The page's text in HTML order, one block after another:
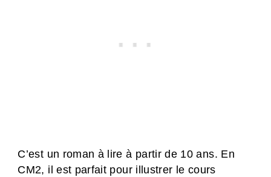
C’est un roman à lire à partir de 10 ans. En
CM2, il est parfait pour illustrer le cours